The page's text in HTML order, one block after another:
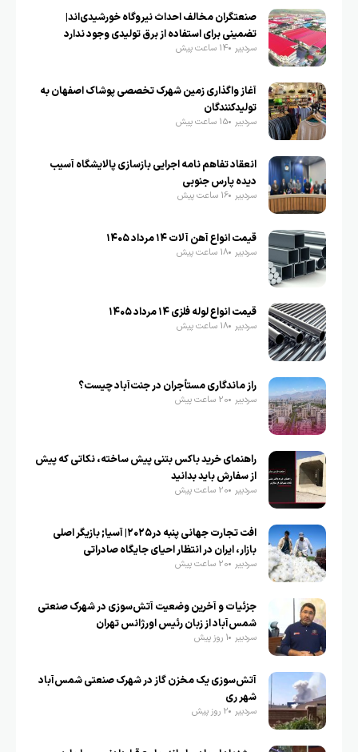
صنعتگران مخالف احداث نیروگاه خورشیدی‌اند|
تضمینی برای استفاده از برق تولیدی وجود ندارد
سردبیر 14 ساعت پیش
آغاز واگذاری زمین شهرک تخصصی پوشاک اصفهان به
تولیدکنندگان
سردبیر 15 ساعت پیش
انعقاد تفاهم نامه اجرایی بازسازی پالایشگاه آسیب
دیده پارس جنوبی
سردبیر 16 ساعت پیش
قیمت انواع آهن آلات ۱۴ مرداد ۱۴۰۵
سردبیر 18 ساعت پیش
قیمت انواع لوله فلزی ۱۴ مرداد ۱۴۰۵
سردبیر 18 ساعت پیش
راز ماندگاری مستأجران در جنت‌آباد چیست؟
سردبیر 20 ساعت پیش
راهنمای خرید باکس بتنی پیش ساخته، نکاتی که پیش
از سفارش باید بدانید
سردبیر 20 ساعت پیش
افت تجارت جهانی پنبه در۲۰۲۵| آسیا; بازیگر اصلی
بازار، ایران در انتظار احیای جایگاه صادراتی
سردبیر 20 ساعت پیش
جزئیات و آخرین وضعیت آتش‌سوزی در شهرک صنعتی
شمس‌آباد از زبان رئیس اورژانس تهران
سردبیر 1 روز پیش
آتش‌سوزی یک مخزن گاز در شهرک صنعتی شمس‌آباد
شهر ری
سردبیر 2 روز پیش